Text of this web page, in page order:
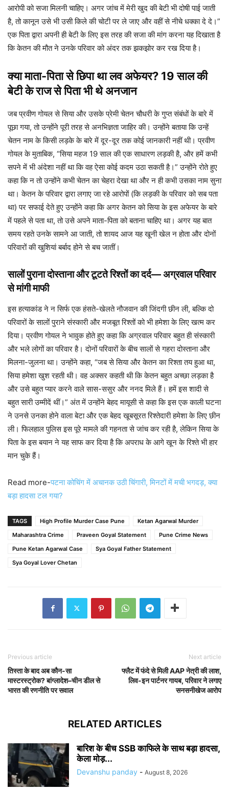
आरोपी को सजा मिलनी चाहिए। अगर जांच में मेरी खुद की बेटी भी दोषी पाई जाती
है, तो कानून उसे भी उसी किले की चोटी पर ले जाए और वहीं से नीचे धक्का दे दे।”
एक पिता द्वारा अपनी ही बेटी के लिए इस तरह की सजा की मांग करना यह दिखाता है
कि केतन की मौत ने उनके परिवार को अंदर तक झकझोर कर रख दिया है।
क्या माता-पिता से छिपा था लव अफेयर? 19 साल की
बेटी के राज से पिता भी थे अनजान
जब प्रवीण गोयल से सिया और उसके प्रेमी चेतन चौधरी के गुप्त संबंधों के बारे में
पूछा गया, तो उन्होंने पूरी तरह से अनभिज्ञता जाहिर की। उन्होंने बताया कि उन्हें
चेतन नाम के किसी लड़के के बारे में दूर-दूर तक कोई जानकारी नहीं थी। प्रवीण
गोयल के मुताबिक, “सिया महज 19 साल की एक साधारण लड़की है, और हमें कभी
सपने में भी अंदेशा नहीं था कि वह ऐसा कोई कदम उठा सकती है।” उन्होंने रोते हुए
कहा कि न तो उन्होंने कभी चेतन का चेहरा देखा था और न ही कभी उसका नाम सुना
था। केतन के परिवार द्वारा लगाए जा रहे आरोपों (कि लड़की के परिवार को सब पता
था) पर सफाई देते हुए उन्होंने कहा कि अगर केतन को सिया के इस अफेयर के बारे
में पहले से पता था, तो उसे अपने माता-पिता को बताना चाहिए था। अगर यह बात
समय रहते उनके सामने आ जाती, तो शायद आज यह खूनी खेल न होता और दोनों
परिवारों की खुशियां बर्बाद होने से बच जातीं।
सालों पुराना दोस्ताना और टूटते रिश्तों का दर्द— अग्रवाल परिवार
से मांगी माफी
इस हत्याकांड ने न सिर्फ एक हंसते-खेलते नौजवान की जिंदगी छीन ली, बल्कि दो
परिवारों के सालों पुराने संस्कारी और मजबूत रिश्तों को भी हमेशा के लिए खत्म कर
दिया। प्रवीण गोयल ने भावुक होते हुए कहा कि अग्रवाल परिवार बहुत ही संस्कारी
और भले लोगों का परिवार है। दोनों परिवारों के बीच सालों से गहरा दोस्ताना और
मिलना-जुलना था। उन्होंने कहा, “जब से सिया और केतन का रिश्ता तय हुआ था,
सिया हमेशा खुश रहती थी। वह अक्सर कहती थी कि केतन बहुत अच्छा लड़का है
और उसे बहुत प्यार करने वाले सास-ससुर और ननद मिले हैं। हमें इस शादी से
बहुत सारी उम्मीदें थीं।” अंत में उन्होंने बेहद मायूसी से कहा कि इस एक काली घटना
ने उनसे उनका होने वाला बेटा और एक बेहद खूबसूरत रिश्तेदारी हमेशा के लिए छीन
ली। फिलहाल पुलिस इस पूरे मामले की गहनता से जांच कर रही है, लेकिन सिया के
पिता के इस बयान ने यह साफ कर दिया है कि अपराध के आगे खून के रिश्ते भी हार
मान चुके हैं।
Read more-पटना कोचिंग में अचानक उठी चिंगारी, मिनटों में मची भगदड़, क्या
बड़ा हादसा टल गया?
TAGS High Profile Murder Case Pune
Ketan Agarwal Murder
Maharashtra Crime
Praveen Goyal Statement
Pune Crime News
Pune Ketan Agarwal Case
Sya Goyal Father Statement
Sya Goyal Lover Chetan
Previous article
तिस्ता के बाद अब कौन-सा
मास्टरस्ट्रोक? बांग्लादेश–चीन डील से
भारत की रणनीति पर सवाल
Next article
फ्लैट में फंदे से मिली AAP नेत्री की लाश,
लिव-इन पार्टनर गायब, परिवार ने लगाए
सनसनीखेज आरोप
RELATED ARTICLES
बारिश के बीच SSB काफिले के साथ बड़ा हादसा,
केला मोड़...
Devanshu panday - August 8, 2026